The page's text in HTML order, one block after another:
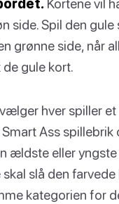
Kortene vil
side. Spil den
grønne side, når
gule kort.
hver spiller
Ass spillebrik
ældste eller
skal slå den
kategorien for